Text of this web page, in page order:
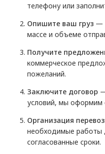
телефону или
Опишите ваш груз —
массе и объеме
Получите
коммерческое
пожеланий.
Заключите договор
условий, мы оформим
Организация
необходимые работы
согласованные сроки.